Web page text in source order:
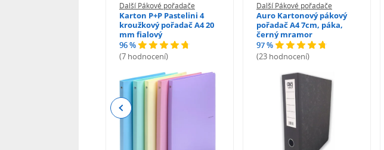
Další Pákové pořadače
Karton P+P Pastelini 4
kroužkový pořadač A4 20
mm fialový
96 %
(7 hodnocení)
Další Pákové pořadače
Auro Kartonový pákový
pořadač A4 7cm, páka,
černý mramor
97 %
(23 hodnocení)
Previous